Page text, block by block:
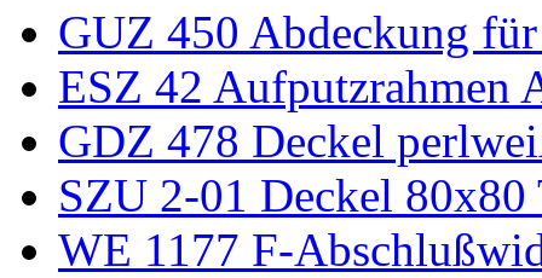
GUZ 450 Abdeckung
ESZ 42 Aufputzrahmen
GDZ 478 Deckel
SZU 2-01 Deckel
WE 1177 F-